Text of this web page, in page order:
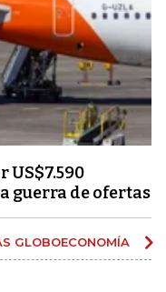
US$7.590
guerra de ofertas
GLOBOECONOMÍA